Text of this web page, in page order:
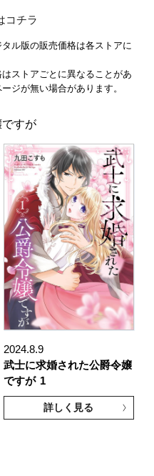
コチラ
ル版の販売価格は各ストアに
ストアごとに異なることがあ
ジが無い場合があります。
すが
2024.8.9
武士に求婚された公爵令嬢
ですが 1
詳しく見る